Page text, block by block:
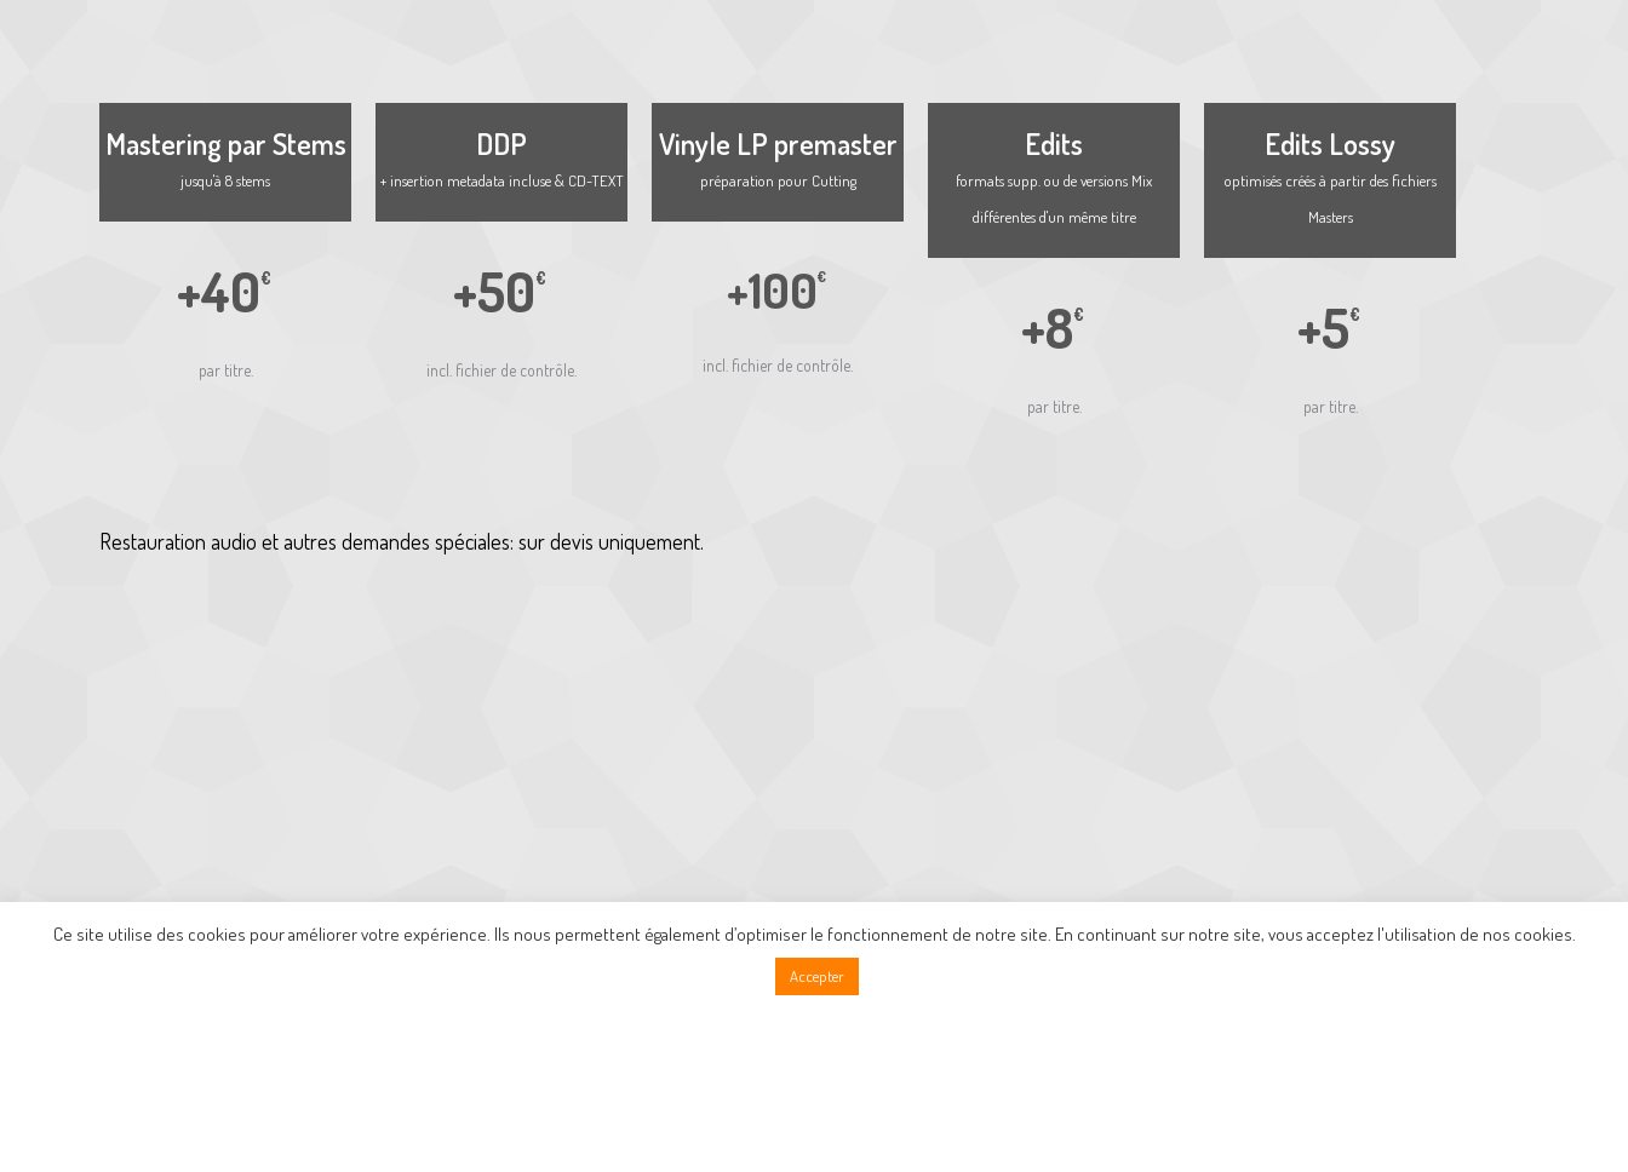
Mastering par Stems
jusqu'à 8 stems
+40€
par titre.
DDP
+ insertion metadata incluse & CD-TEXT
+50€
incl. fichier de contrôle.
Vinyle LP premaster
préparation pour Cutting
+100€
incl. fichier de contrôle.
Edits
formats supp. ou de versions Mix
différentes d'un même titre
+8€
par titre.
Edits Lossy
optimisés créés à partir des fichiers
Masters
+5€
par titre.
Restauration audio et autres demandes spéciales: sur devis uniquement.
Equipement
Ce site utilise des cookies pour améliorer votre expérience. Ils nous permettent également d’optimiser le fonctionnement de notre site. En continuant sur notre site, vous acceptez l'utilisation de nos cookies.
Accepter